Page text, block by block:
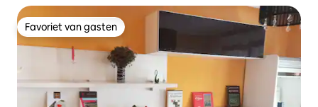
Favoriet van gasten
Favoriet van gasten